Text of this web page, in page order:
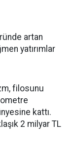
artan
yatırımlar
filosunu
kattı.
2 milyar TL